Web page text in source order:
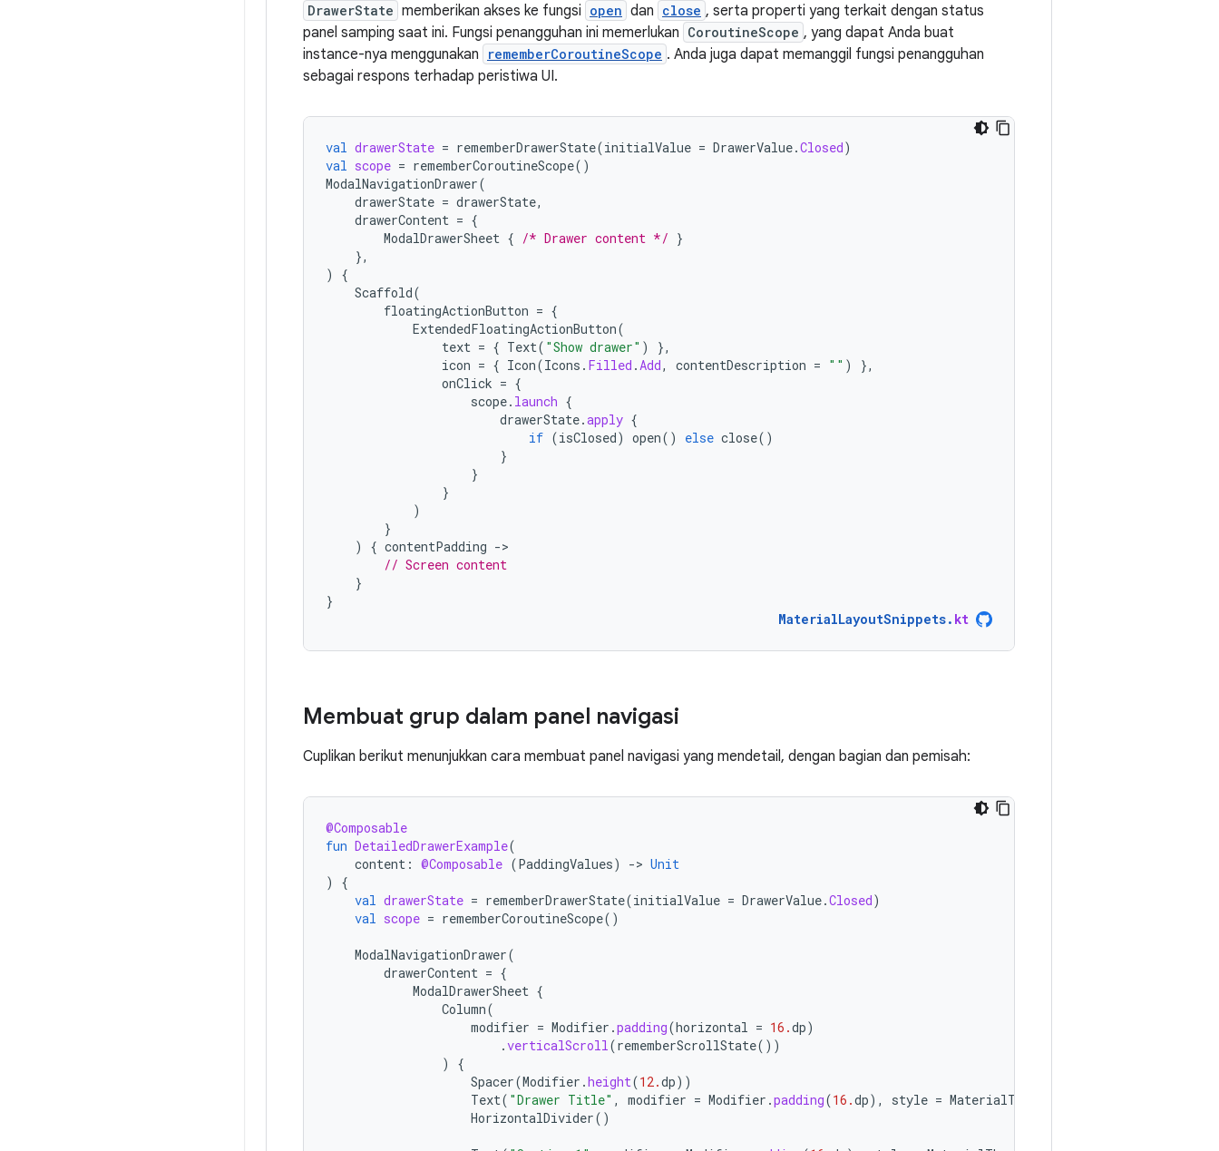
DrawerState memberikan akses ke fungsi open dan close , serta properti yang terkait dengan status
panel samping saat ini. Fungsi penangguhan ini memerlukan CoroutineScope , yang dapat Anda buat
instance-nya menggunakan
rememberCoroutineScope . Anda juga dapat memanggil fungsi penangguhan
sebagai respons terhadap peristiwa UI.
val drawerState = rememberDrawerState(initialValue = DrawerValue.Closed)
val scope = rememberCoroutineScope()
ModalNavigationDrawer(
drawerState = drawerState,
drawerContent = {
ModalDrawerSheet { /* Drawer content */ }
},
)
{
Scaffold(
floatingActionButton = {
ExtendedFloatingActionButton(
text = { Text( "Show drawer" )
},
icon = { Icon(Icons . Filled .Add, contentDescription = "" )
},
onClick = {
scope. launch {
drawerState.apply {
if (isClosed) open() else close()
}
}
}
)
}
)
{ contentPadding -
// Screen content
}
}
MaterialLayoutSnippets. kt
Membuat grup dalam panel navigasi
Cuplikan berikut menunjukkan cara membuat panel navigasi yang mendetail, dengan bagian dan pemisah:
@Composable
fun DetailedDrawerExample(
content : @Composable (PaddingValues) -> Unit
)
{
val drawerState = rememberDrawerState(initialValue = DrawerValue.Closed)
val scope = rememberCoroutineScope()
ModalNavigationDrawer(
drawerContent = {
ModalDrawerSheet {
Column(
modifier = Modifier .padding(horizontal = 16.dp)
.verticalScroll(rememberScrollState())
)
{
Spacer(Modifier .height(12.dp))
Text( "Drawer Title" , modifier = Modifier .padding(16.dp), style = MaterialTheme
HorizontalDivider()